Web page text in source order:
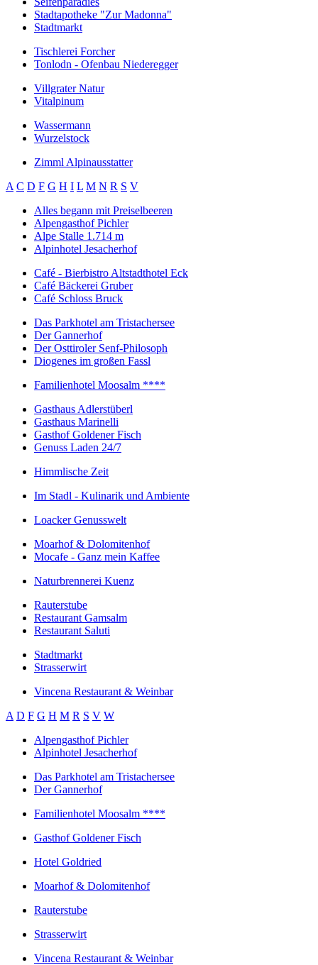
Stadtapotheke "Zur Madonna"
Stadtmarkt
Tischlerei Forcher
Tonlodn - Ofenbau Niederegger
Villgrater Natur
Vitalpinum
Wassermann
Wurzelstock
Zimml Alpinausstatter
A C D F G H I L M N R S V
Alles begann mit Preiselbeeren
Alpengasthof Pichler
Alpe Stalle 1.714 m
Alpinhotel Jesacherhof
Café - Bierbistro Altstadthotel Eck
Café Bäckerei Gruber
Café Schloss Bruck
Das Parkhotel am Tristachersee
Der Gannerhof
Der Osttiroler Senf-Philosoph
Diogenes im großen Fassl
Familienhotel Moosalm ****
Gasthaus Adlerstüberl
Gasthaus Marinelli
Gasthof Goldener Fisch
Genuss Laden 24/7
Himmlische Zeit
Im Stadl - Kulinarik und Ambiente
Loacker Genusswelt
Moarhof & Dolomitenhof
Mocafe - Ganz mein Kaffee
Naturbrennerei Kuenz
Rauterstube
Restaurant Gamsalm
Restaurant Saluti
Stadtmarkt
Strasserwirt
Vincena Restaurant & Weinbar
A D F G H M R S V W
Alpengasthof Pichler
Alpinhotel Jesacherhof
Das Parkhotel am Tristachersee
Der Gannerhof
Familienhotel Moosalm ****
Gasthof Goldener Fisch
Hotel Goldried
Moarhof & Dolomitenhof
Rauterstube
Strasserwirt
Vincena Restaurant & Weinbar